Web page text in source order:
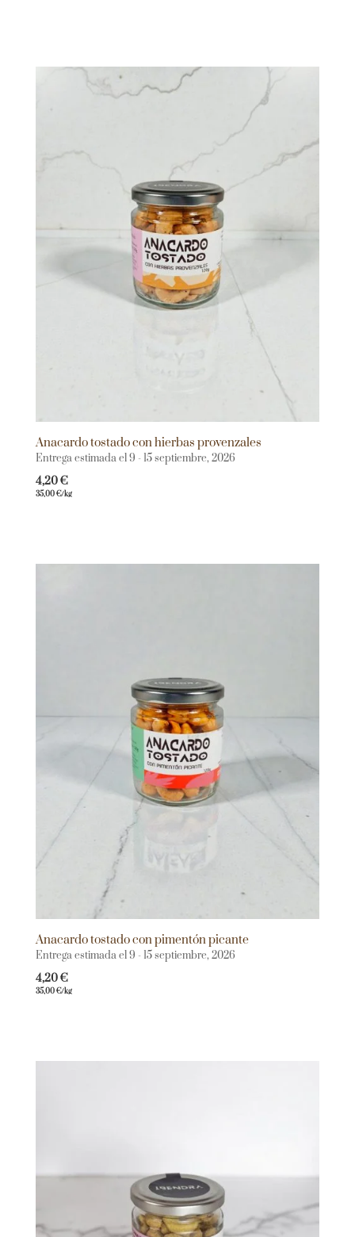
Anacardo tostado con hierbas provenzales
Entrega estimada el 9 - 15 septiembre, 2026
4,20€
35,00€/kg
Anacardo tostado con pimentón picante
Entrega estimada el 9 - 15 septiembre, 2026
4,20€
35,00€/kg